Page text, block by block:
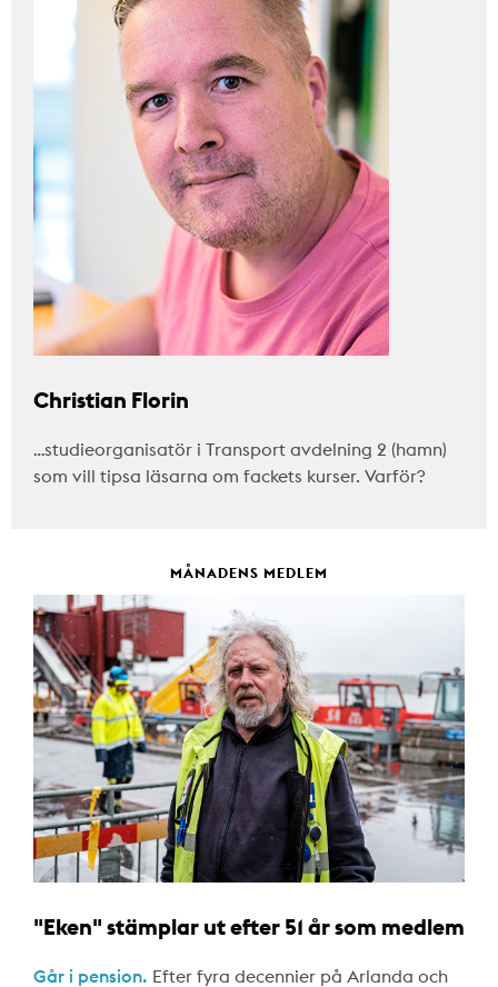
Christian Florin
…studieorganisatör i Transport avdelning 2 (hamn)
som vill tipsa läsarna om fackets kurser. Varför?
MÅNADENS MEDLEM
"Eken" stämplar ut efter 51 år som medlem
Går i pension. Efter fyra decennier på Arlanda och